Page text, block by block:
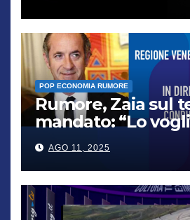
POP ECONOMIA RUMORE
Rumore, Zaia sul
mandato: “Lo
cittadini, chi non
verrà punito”
AGO 11, 2025